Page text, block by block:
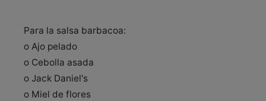
Para la salsa barbacoa:
o Ajo pelado
o Cebolla asada
o Jack Daniel's
o Miel de flores